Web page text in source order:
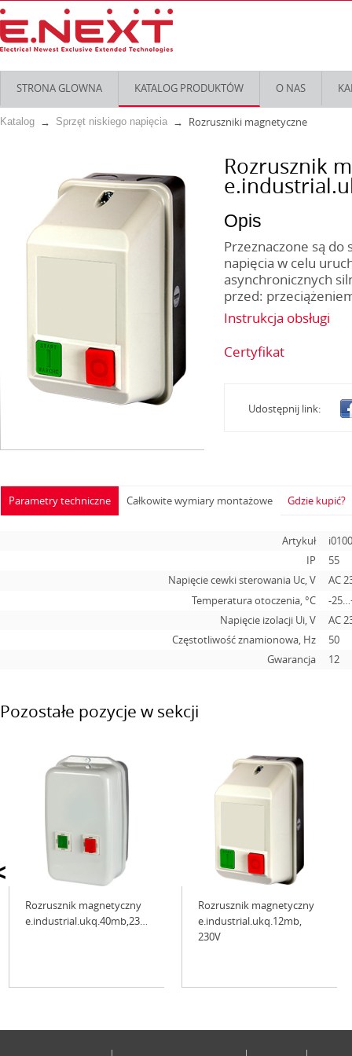
STRONA GLOWNA KATALOG PRODUKTÓW O NAS
Katalog Sprzęt niskiego napięcia Rozruszniki magnetyczne
Rozrusznik
Opis
Przeznaczone są
napięcia w celu
asynchronicznych
przed:
Instrukcja obsługi
Certyfikat
Udostępnij link:
Parametry techniczne
Artykuł
IP
55
Napięcie cewki sterowania Uc, V
AC
Temperatura otoczenia, °С
-
Napięcie izolacji Ui, V
AC
Częstotliwość znamionowa, Hz
50
Gwarancja
12
Całkowite wymiary montażowe Gdzie kupić?
Pozostałe pozycje w sekcji
Rozrusznik magnetyczny
e.industrial.ukq.40mb,230V
Rozrusznik magnetyczny
e.industrial.ukq.12mb,
230V